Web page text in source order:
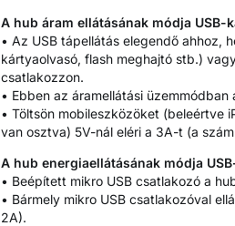
A hub áram ellátásának módja
• Az USB tápellátás elegendő ahhoz,
kártyaolvasó, flash meghajtó stb.)
csatlakozzon.
• Ebben az áramellátási
• Töltsön mobileszközöket (beleértve
van osztva) 5V-nál eléri a 3A-t (a
A hub energiaellátásának módja
• Beépített mikro USB csatlakozó a
• Bármely mikro USB csatlakozóval
2A).